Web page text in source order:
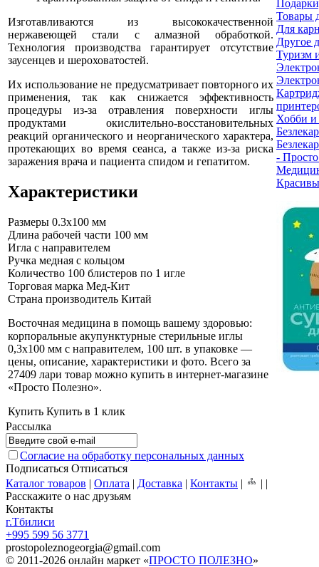
Изготавливаются из высококачественной
нержавеющей стали с алмазной обработкой.
Технология производства гарантирует отсутствие
заусенцев и шероховатостей.
Их использование не предусматривает повторного их
применения, так как снижается эффективность
процедуры из-за отравления поверхности иглы
продуктами окислительно-восстановительных
реакций органического и неорганического характера,
протекающих во время сеанса, а также из-за риска
заражения врача и пациента спидом и гепатитом.
Характеристики
Размеры 0.3x100 мм
Длина рабочей части 100 мм
Игла с направителем
Ручка медная с кольцом
Количество 100 блистеров по 1 игле
Торговая марка Мед-Кит
Страна производитель Китай
Восточная медицина в помощь вашему здоровью:
корпоральные акупунктурные стерильные иглы
0,3х100 мм с направителем, 100 шт. в упаковке —
цены, описание, характеристики и фото. Всего за
27409 лари товар можно купить в интернет-магазине
«Просто Полезно».
Купить Купить в 1 клик
Товары
Для
Другое
Туризм
Хобби и
-
Рассылка
Согласие на обработку персональных данных
Подписаться Отписаться
Каталог товаров | Оплата | Доставка | Контакты | | |
Расскажите о нас друзьям
Контакты
г.Тбилиси
+995 599 56 3771
prostopoleznogeorgia@gmail.com
© 2011-2026 онлайн маркет «ПРОСТО ПОЛЕЗНО»